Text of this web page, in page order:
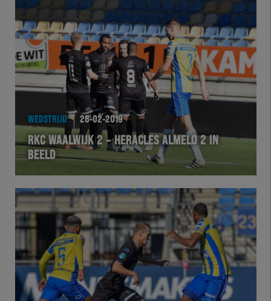
WEDSTRIJD 26-02-2019
RKC WAALWIJK 2 – HERACLES ALMELO 2 IN
BEELD